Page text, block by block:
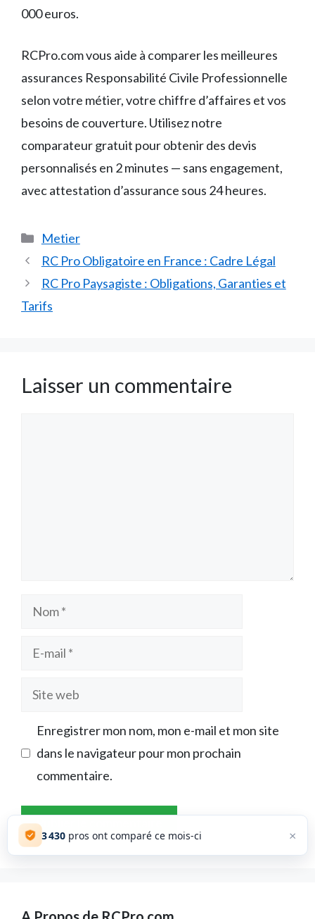
000 euros.
RCPro.com vous aide à comparer les meilleures
assurances Responsabilité Civile Professionnelle
selon votre métier, votre chiffre d’affaires et vos
besoins de couverture. Utilisez notre
comparateur gratuit pour obtenir des devis
personnalisés en 2 minutes — sans engagement,
avec attestation d’assurance sous 24 heures.
Catégories
Metier
RC Pro Obligatoire en France : Cadre Légal
RC Pro Paysagiste : Obligations, Garanties et
Tarifs
Laisser un commentaire
Nom
Site
Enregistrer mon nom, mon e-mail et mon site
dans le navigateur pour mon prochain
commentaire.
3 430 pros ont comparé ce mois-ci ×